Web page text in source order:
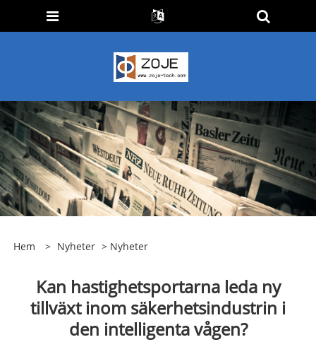
Hem > Nyheter > Nyheter
Kan hastighetsportarna leda ny
tillväxt inom säkerhetsindustrin i
den intelligenta vågen?